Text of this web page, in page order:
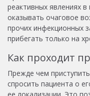
реактивных явлениях
оказывать очаговое
прочих инфекционных
прибегать только на
Как проходит
Прежде чем
спросить пациента о